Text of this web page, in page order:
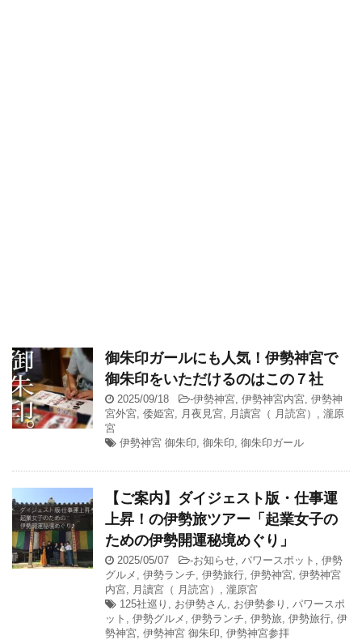
御朱印ガールにも人気！伊勢神宮で
御朱印をいただけるのはこの７社
2025/09/18 -伊勢神宮, 伊勢神宮内宮, 伊勢神
宮外宮, 倭姫宮, 月夜見宮, 月讀宮（ 月読宮） , 瀧原
宮
伊勢神宮 御朱印, 御朱印, 御朱印ガール
【ご案内】ダイジェスト版・仕事運
上昇！の伊勢旅ツアー「起業女子の
ための伊勢開運秘境めぐり」
2025/05/07 -お知らせ, パワースポット , 伊勢
グルメ , 伊勢ランチ, 伊勢旅行, 伊勢神宮, 伊勢神宮
内宮, 月讀宮（ 月読宮） , 瀧原宮
125社巡り , お伊勢さん, お伊勢参り , パワースポ
ット , 伊勢グルメ , 伊勢ランチ, 伊勢旅, 伊勢旅行, 伊
勢神宮, 伊勢神宮 御朱印, 伊勢神宮参拝